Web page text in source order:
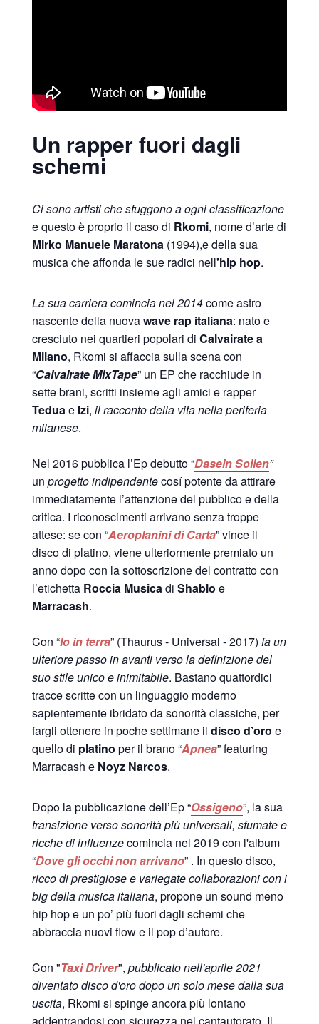
Un rapper fuori dagli
schemi
Ci sono artisti che sfuggono a ogni classificazione
e questo è proprio il caso di Rkomi, nome d’arte di
Mirko Manuele Maratona (1994),e della sua
musica che affonda le sue radici nell'hip hop.
La sua carriera comincia nel 2014come astro
nascente della nuovawave rap italiana: nato e
cresciuto nei quartieri popolari di Calvairatea
Milano, Rkomi si affaccia sulla scena con
“Calvairate MixTape” un EP che racchiude in
sette brani, scritti insieme agli amici e rapper
TeduaeIzi, il racconto della vita nella periferia
milanese.
Nel 2016 pubblica l’Ep debutto “Dasein Sollen”
un progetto indipendentecosí potente da attirare
immediatamente l’attenzione del pubblico e della
critica. I riconoscimenti arrivano senza troppe
attese: se con “Aeroplanini di Carta” vince il
disco di platino, viene ulteriormente premiato un
anno dopo con la sottoscrizione del contratto con
l’etichetta Roccia Musicadi Shablo e
Marracash.
Con “Io in terra” (Thaurus - Universal - 2017) fa un
ulteriore passo in avanti verso la definizione del
suo stile unico e inimitabile. Bastano quattordici
tracce scritte con un linguaggio moderno
sapientemente ibridato da sonorità classiche, per
fargli ottenere in poche settimane il disco d’oro e
quello di platino per il brano “Apnea” featuring
Marracash eNoyz Narcos.
Dopo la pubblicazione dell’Ep “Ossigeno”, la sua
transizione verso sonorità più universali, sfumate e
ricche di influenzecomincia nel 2019 con l'album
“Dove gli occhi non arrivano” . In questo disco,
ricco di prestigiose e variegate collaborazioni con i
big della musica italiana, propone un sound meno
hip hop e un po’ più fuori dagli schemi che
abbraccia nuovi flow e il pop d’autore.
Con "Taxi Driver", pubblicato nell'aprile 2021
diventato disco d'oro dopo un solo mese dalla sua
uscita, Rkomi si spinge ancora più lontano
addentrandosi con sicurezza nel cantautorato. Il